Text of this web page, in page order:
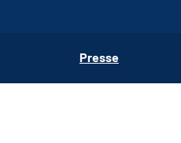
Presse